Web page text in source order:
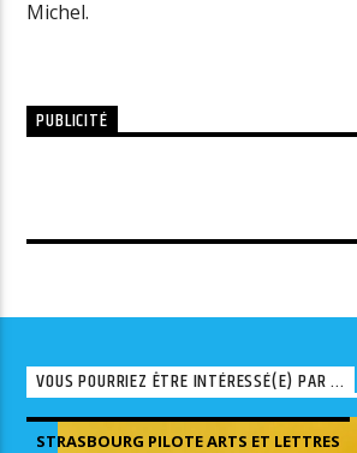
Michel.
PUBLICITÉ
VOUS POURRIEZ ÊTRE INTÉRESSÉ(E) PAR ...
STRASBOURG PILOTE ARTS ET LETTRES